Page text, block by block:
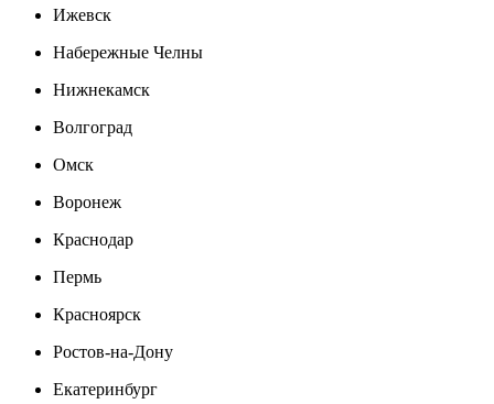
Ижевск
Набережные Челны
Нижнекамск
Волгоград
Омск
Воронеж
Краснодар
Пермь
Красноярск
Ростов-на-Дону
Екатеринбург